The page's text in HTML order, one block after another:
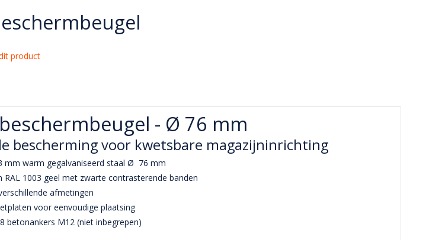
product
- Ø 76 mm
bescherming voor kwetsbare magazijninrichting
mm warm gegalvaniseerd staal Ø 76 mm
RAL 1003 geel met zwarte contrasterende banden
afmetingen
voor eenvoudige plaatsing
betonankers M12 (niet inbegrepen)